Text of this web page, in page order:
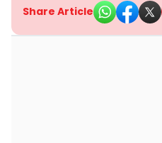
Share Article